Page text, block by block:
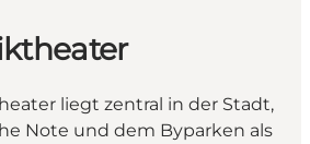
liegt zentral in der Stadt,
Note und dem Byparken als